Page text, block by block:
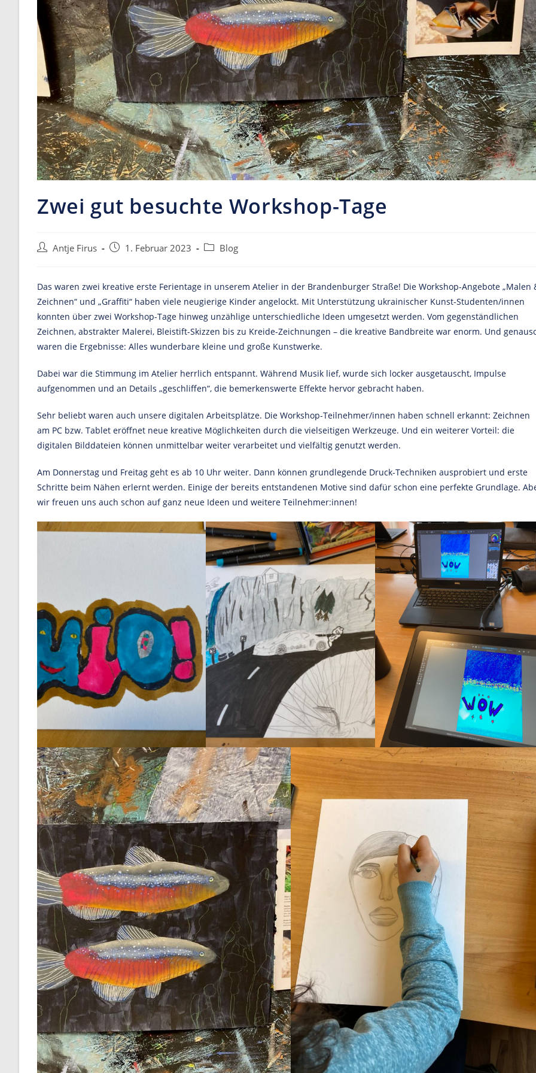
Zwei gut besuchte Workshop-Tage
PostAntje Firus
Post 1. Februar 2023
Post Blog
Das waren zwei kreative erste Ferientage in unserem Atelier in der Brandenburger Straße! Die Workshop-Angebote „Malen
Zeichnen“ und „Graffiti“ haben viele neugierige Kinder angelockt. Mit Unterstützung ukrainischer Kunst-Studenten/innen
konnten über zwei Workshop-Tage hinweg unzählige unterschiedliche Ideen umgesetzt werden. Vom gegenständlichen
Zeichnen, abstrakter Malerei, Bleistift-Skizzen bis zu Kreide-Zeichnungen – die kreative Bandbreite war enorm. Und
waren die Ergebnisse: Alles wunderbare kleine und große Kunstwerke.
Dabei war die Stimmung im Atelier herrlich entspannt. Während Musik lief, wurde sich locker ausgetauscht, Impulse
aufgenommen und an Details „geschliffen“, die bemerkenswerte Effekte hervor gebracht haben.
Sehr beliebt waren auch unsere digitalen Arbeitsplätze. Die Workshop-Teilnehmer/innen haben schnell erkannt: Zeichnen
am PC bzw. Tablet eröffnet neue kreative Möglichkeiten durch die vielseitigen Werkzeuge. Und ein weiterer Vorteil: die
digitalen Bilddateien können unmittelbar weiter verarbeitet und vielfältig genutzt werden.
Am Donnerstag und Freitag geht es ab 10 Uhr weiter. Dann können grundlegende Druck-Techniken ausprobiert und erste
Schritte beim Nähen erlernt werden. Einige der bereits entstandenen Motive sind dafür schon eine perfekte Grundlage.
wir freuen uns auch schon auf ganz neue Ideen und weitere Teilnehmer:innen!